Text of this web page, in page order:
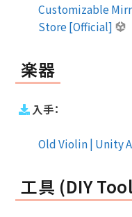
Customizable
Store [Official]
楽器
入手：
Old Violin | Unity
工具 (DIY